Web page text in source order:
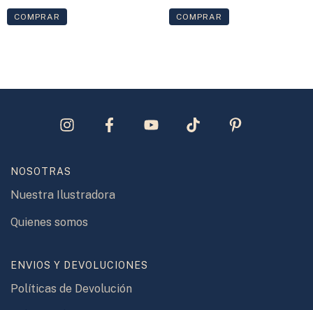
COMPRAR
NOSOTRAS
Nuestra Ilustradora
Quienes somos
ENVIOS Y DEVOLUCIONES
Políticas de Devolución